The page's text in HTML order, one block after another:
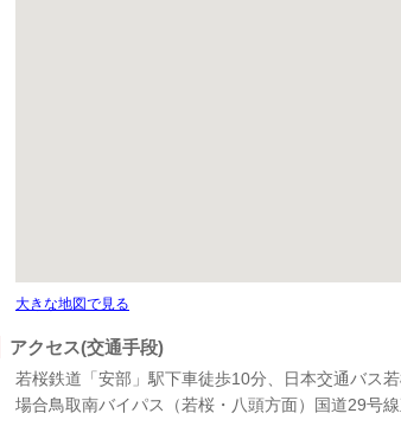
大きな地図で見る
アクセス(交通手段)
若桜鉄道「安部」駅下車徒歩10分、日本交通バス
場合鳥取南バイパス（若桜・八頭方面）国道29号線